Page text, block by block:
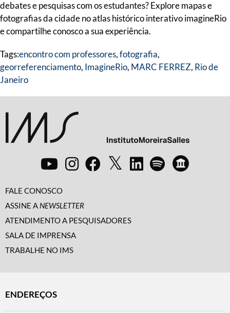
debates e pesquisas com os estudantes? Explore mapas e
fotografias da cidade no atlas histórico interativo imagineRio
e compartilhe conosco a sua experiência.
Tags:encontro com professores,fotografia,
georreferenciamento, ImagineRio, MARC FERREZ, Rio de
Janeiro
FALE CONOSCO
ASSINE A NEWSLETTER
ATENDIMENTO A PESQUISADORES
SALA DE IMPRENSA
TRABALHE NO IMS
ENDEREÇOS